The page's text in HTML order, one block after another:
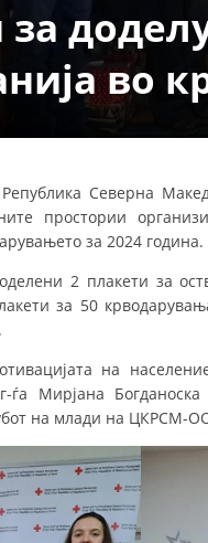
за
во
Северна
простории
за 2024 година.
2 плакети за
за 50
на
ѓа Мирјана
на млади на ЦКРСМ-